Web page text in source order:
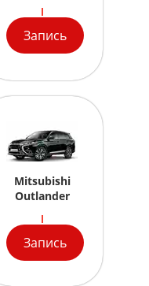
Запись
Mitsubishi
Outlander
Запись